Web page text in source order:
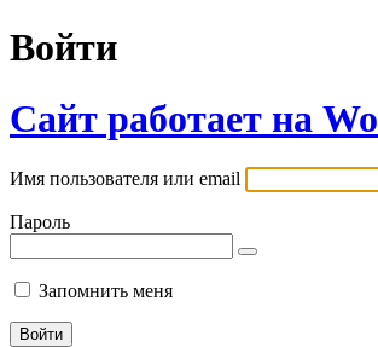
Войти
Сайт работает на
Имя пользователя или email
Пароль
Запомнить меня